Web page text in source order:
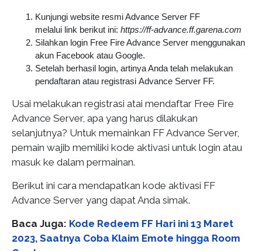
Kunjungi website resmi Advance Server FF
melalui link berikut ini: https://ff-advance.ff.garena.com
Silahkan login Free Fire Advance Server menggunakan
akun Facebook atau Google.
Setelah berhasil login, artinya Anda telah melakukan
pendaftaran atau registrasi Advance Server FF.
Usai melakukan registrasi atai mendaftar Free Fire
Advance Server, apa yang harus dilakukan
selanjutnya? Untuk memainkan FF Advance Server,
pemain wajib memiliki kode aktivasi untuk login atau
masuk ke dalam permainan.
Berikut ini cara mendapatkan kode aktivasi FF
Advance Server yang dapat Anda simak.
Baca Juga: Kode Redeem FF Hari ini 13 Maret
2023, Saatnya Coba Klaim Emote hingga Room